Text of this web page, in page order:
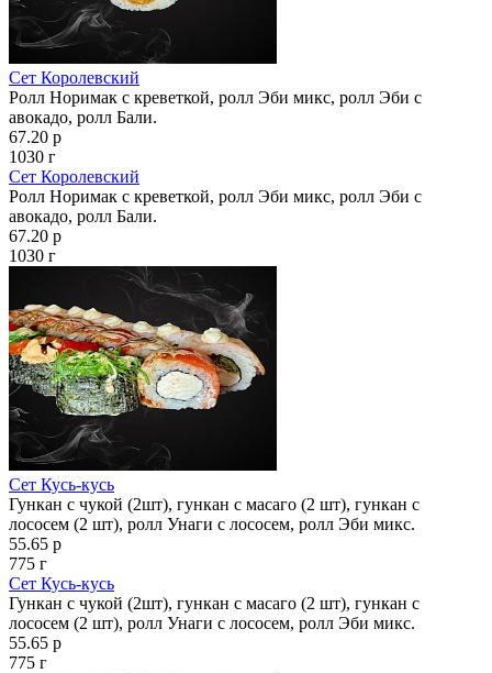
Сет Королевский
Ролл Норимак с креветкой, ролл Эби микс, ролл Эби с
авокадо, ролл Бали.
67.20 р
1030 г
Сет Королевский
Ролл Норимак с креветкой, ролл Эби микс, ролл Эби с
авокадо, ролл Бали.
67.20 р
1030 г
Сет Кусь‑кусь
Гункан с чукой (2шт), гункан с масаго (2 шт), гункан с
лососем (2 шт), ролл Унаги с лососем, ролл Эби микс.
55.65 р
775 г
Сет Кусь‑кусь
Гункан с чукой (2шт), гункан с масаго (2 шт), гункан с
лососем (2 шт), ролл Унаги с лососем, ролл Эби микс.
55.65 р
775 г